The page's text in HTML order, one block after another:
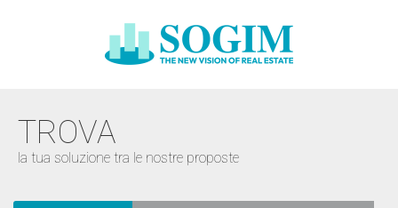
TROVA
la tua soluzione tra le nostre proposte